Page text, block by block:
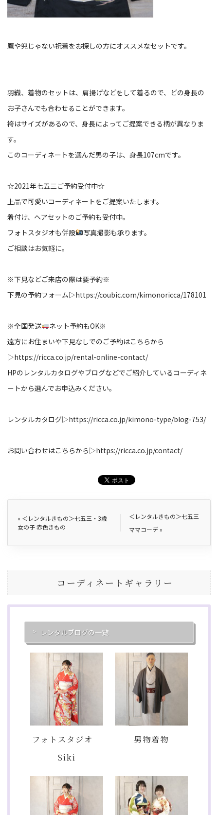
鷹や兜じゃない祝着をお探しの方にオススメなセットです。
羽織、着物のセットは、肩揚げなどをして着るので、どの身長の
お子さんでも合わせることができます。
袴はサイズがあるので、身長によってご提案できる柄が異なりま
す。
このコーディネートを選んだ男の子は、身長107cmです。
☆2021年七五三ご予約受付中☆
上品で可愛いコーディネートをご提案いたします。
着付け、ヘアセットのご予約も受付中。
フォトスタジオも併設
写真撮影も承ります。
ご相談はお気軽に。
※下見などご来店の際は要予約※
下見の予約フォーム▷https://coubic.com/kimonoricca/178101
※全国発送
ネット予約もOK※
遠方にお住まいや下見なしでのご予約はこちらから
▷https://ricca.co.jp/rental-online-contact/
HPのレンタルカタログやブログなどでご紹介しているコーディネ
ートから選んでお申込みください。
レンタルカタログ▷https://ricca.co.jp/kimono-type/blog-753/
お問い合わせはこちらから▷https://ricca.co.jp/contact/
« ＜レンタルきもの＞七五三・3歳
女の子 赤色きもの
＜レンタルきもの＞七五三
ママコーデ»
コーディネートギャラリー
レンタルブログの一覧
フォトスタジオ
Siki
男物着物